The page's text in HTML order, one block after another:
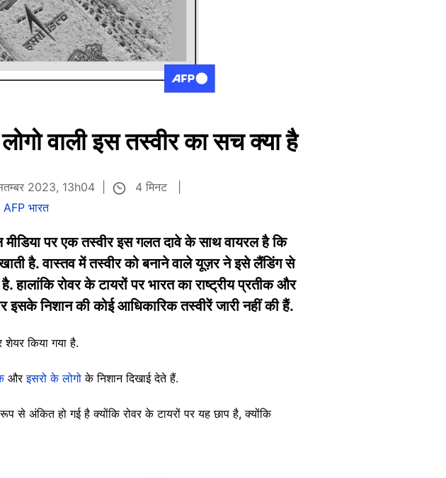
वाली इस तस्वीर का सच क्या है
2023, 13h04
4 मिनट
AFP भारत
पर एक तस्वीर इस गलत दावे के साथ वायरल है कि
है. वास्तव में तस्वीर को बनाने वाले यूज़र ने इसे लैंडिंग से
हालांकि रोवर के टायरों पर भारत का राष्ट्रीय प्रतीक और
निशान की कोई आधिकारिक तस्वीरें जारी नहीं की हैं.
किया गया है.
औरइसरो के लोगोके निशान दिखाई देते हैं.
से अंकित हो गई है क्योंकि रोवर के टायरों पर यह छाप है, क्योंकि